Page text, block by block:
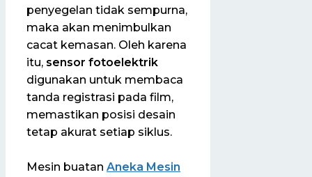
penyegelan tidak sempurna,
maka akan menimbulkan
cacat kemasan. Oleh karena
itu, sensor fotoelektrik
digunakan untuk membaca
tanda registrasi pada film,
memastikan posisi desain
tetap akurat setiap siklus.
Mesin buatan Aneka Mesin